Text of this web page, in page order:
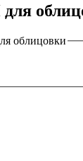
облицовки